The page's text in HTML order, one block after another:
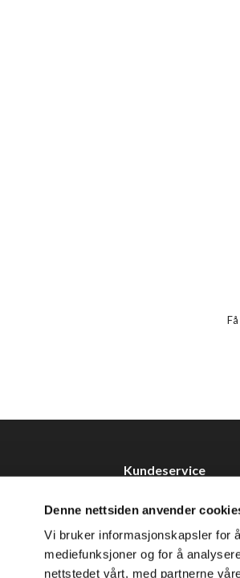
Denne nettsiden anvender
Vi bruker informasjonskapsler for
mediefunksjoner og for å
nettstedet vårt, med partnerne
totalleverandør av
produkter til
Kundeservice
Kjøpsvilkår
Personvern